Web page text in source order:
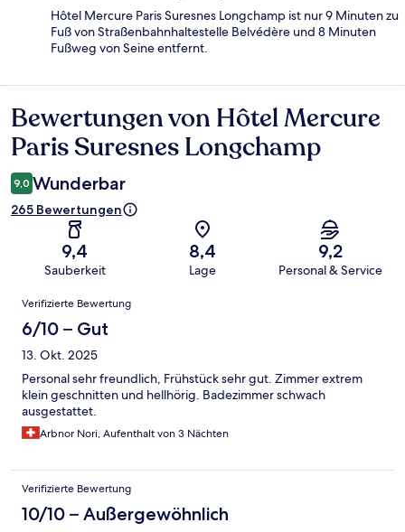
Hôtel Mercure Paris Suresnes Longchamp ist nur 9 Minuten zu
Fuß von Straßenbahnhaltestelle Belvédère und 8 Minuten
Fußweg von Seine entfernt.
Bewertungen
Bewertungen von Hôtel Mercure
Paris Suresnes Longchamp
9,0 Wunderbar
265 Bewertungen
9,4
Sauberkeit
8,4
Lage
9,2
Personal & Service
Bewertungen
Verifizierte Bewertung
6/10 – Gut
13. Okt. 2025
Personal sehr freundlich, Frühstück sehr gut. Zimmer extrem
klein geschnitten und hellhörig. Badezimmer schwach
ausgestattet.
Arbnor Nori, Aufenthalt von 3 Nächten
Verifizierte Bewertung
10/10 – Außergewöhnlich